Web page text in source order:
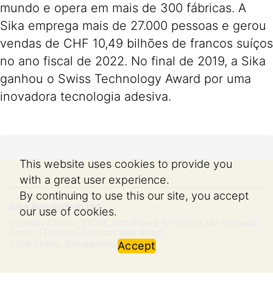
mundo e opera em mais de 300 fábricas. A
Sika emprega mais de 27.000 pessoas e gerou
vendas de CHF 10,49 bilhões de francos suíços
no ano fiscal de 2022. No final de 2019, a Sika
ganhou o Swiss Technology Award por uma
inovadora tecnologia adesiva.
Sika Bangladesh Ltd.
This website uses cookies to provide you
with a great user experience.
By continuing to use this our site, you accept
our use of cookies.
Accept